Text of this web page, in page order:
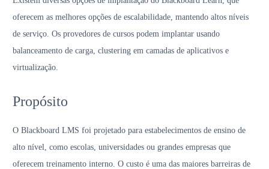
oferecem as melhores opções de escalabilidade, mantendo altos níveis
de serviço. Os provedores de cursos podem implantar usando
balanceamento de carga, clustering em camadas de aplicativos e
virtualização.
Propósito
O Blackboard LMS foi projetado para estabelecimentos de ensino de
alto nível, como escolas, universidades ou grandes empresas que
oferecem treinamento interno. O custo é uma das maiores barreiras de